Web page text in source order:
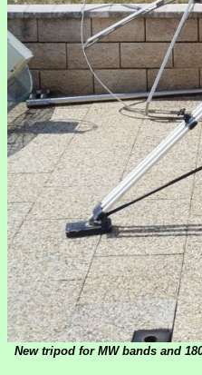
New tripod for MW bands and